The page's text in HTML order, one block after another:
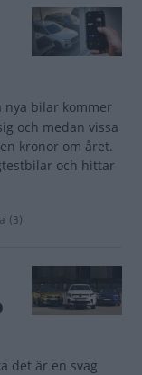
nya bilar kommer
och medan vissa
kronor om året.
och hittar
(3)
det är en svag